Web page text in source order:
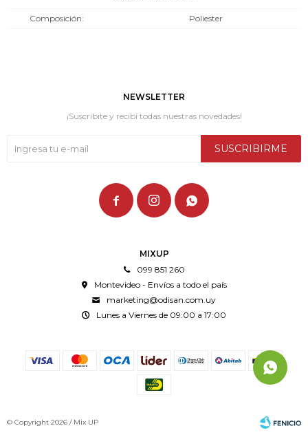
Composición Poliester
MIXUP
099 851 260
Montevideo - Envíos a todo el país
marketing@odisan.com.uy
Lunes a Viernes de 09:00 a 17:00
NEWSLETTER
¡Suscribite y recibí todas nuestras novedades!
SUSCRIBIRME
  
© Copyright 2026 / Mix UP